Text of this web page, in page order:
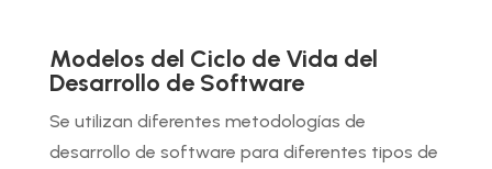
Modelos del Ciclo de Vida del
Desarrollo de Software
Se utilizan diferentes metodologías de
desarrollo de software para diferentes tipos de